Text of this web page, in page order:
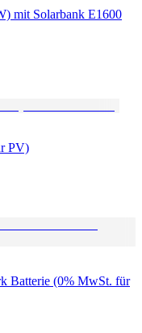
mit Solarbank E1600
PV)
Batterie (0% MwSt. für